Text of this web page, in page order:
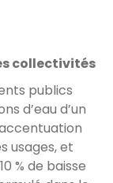
collectivités
publics
d’eau d’un
usages, et
% de baisse